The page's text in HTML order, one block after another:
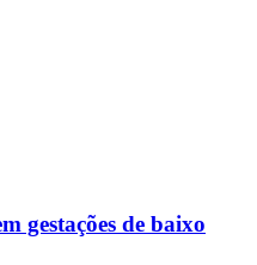
gestações de baixo